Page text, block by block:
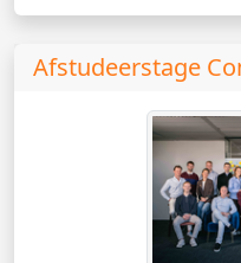
Afstudeerstage